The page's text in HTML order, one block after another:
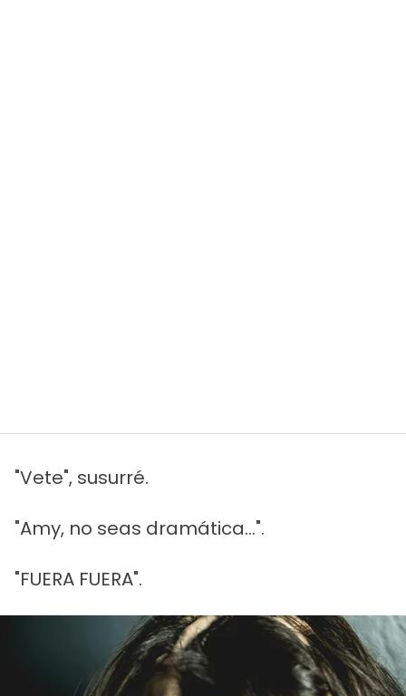
"Vete", susurré.
"Amy, no seas dramática...".
"FUERA FUERA".